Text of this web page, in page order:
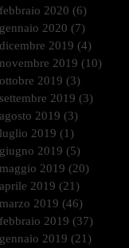
febbraio 2020 (6)
gennaio 2020 (7)
dicembre 2019 (4)
novembre 2019 (10)
ottobre 2019 (3)
settembre 2019 (3)
agosto 2019 (3)
luglio 2019 (1)
giugno 2019 (5)
maggio 2019 (20)
aprile 2019 (21)
marzo 2019 (46)
febbraio 2019 (37)
gennaio 2019 (21)